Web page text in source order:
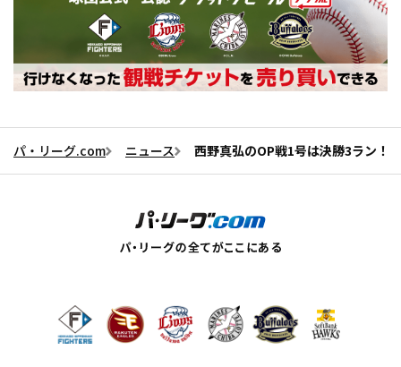
パ・リーグ.com ニュース 西野真弘のOP戦1号は決勝3ラン！